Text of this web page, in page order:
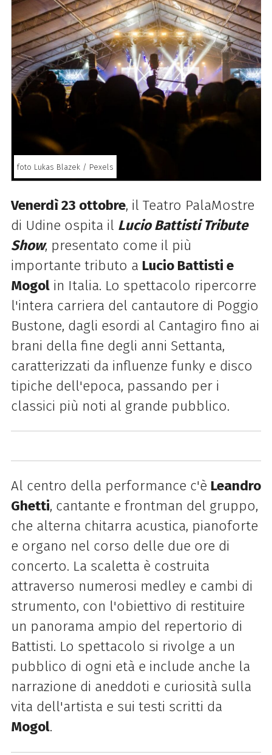
foto Lukas Blazek / Pexels
Venerdì 23 ottobre, il Teatro PalaMostre
di Udine ospita il Lucio Battisti Tribute
Show, presentato come il più
importante tributo a Lucio Battisti e
Mogolin Italia. Lo spettacolo ripercorre
l'intera carriera del cantautore di Poggio
Bustone, dagli esordi al Cantagiro fino ai
brani della fine degli anni Settanta,
caratterizzati da influenze funky e disco
tipiche dell'epoca, passando per i
classici più noti al grande pubblico.
Al centro della performance c'è Leandro
Ghetti, cantante e frontman del gruppo,
che alterna chitarra acustica, pianoforte
e organo nel corso delle due ore di
concerto. La scaletta è costruita
attraverso numerosi medley e cambi di
strumento, con l'obiettivo di restituire
un panorama ampio del repertorio di
Battisti. Lo spettacolo si rivolge a un
pubblico di ogni età e include anche la
narrazione di aneddoti e curiosità sulla
vita dell'artista e sui testi scritti da
Mogol.